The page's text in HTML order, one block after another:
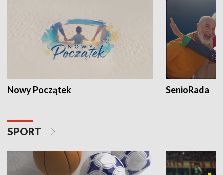
Nowy Początek SenioRada
SPORT